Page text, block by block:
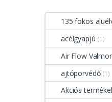
135 fokos
acélgyapjú (1)
Air Flow Valmor
ajtóporvédő (1)
Akciós